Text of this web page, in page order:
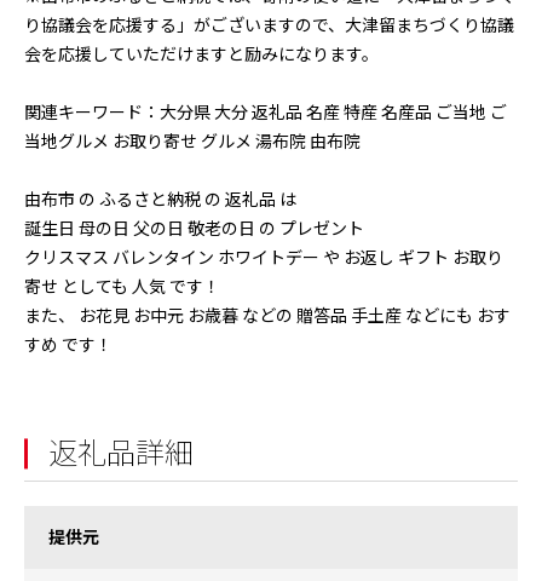
り協議会を応援する」がございますので、大津留まちづくり協議
会を応援していただけますと励みになります。
関連キーワード：大分県 大分 返礼品 名産 特産 名産品 ご当地 ご
当地グルメ お取り寄せ グルメ 湯布院 由布院
由布市 の ふるさと納税 の 返礼品 は
誕生日 母の日 父の日 敬老の日 の プレゼント
クリスマス バレンタイン ホワイトデー や お返し ギフト お取り
寄せ としても 人気 です！
また、 お花見 お中元 お歳暮 などの 贈答品 手土産 などにも おす
すめ です！
返礼品詳細
提供元